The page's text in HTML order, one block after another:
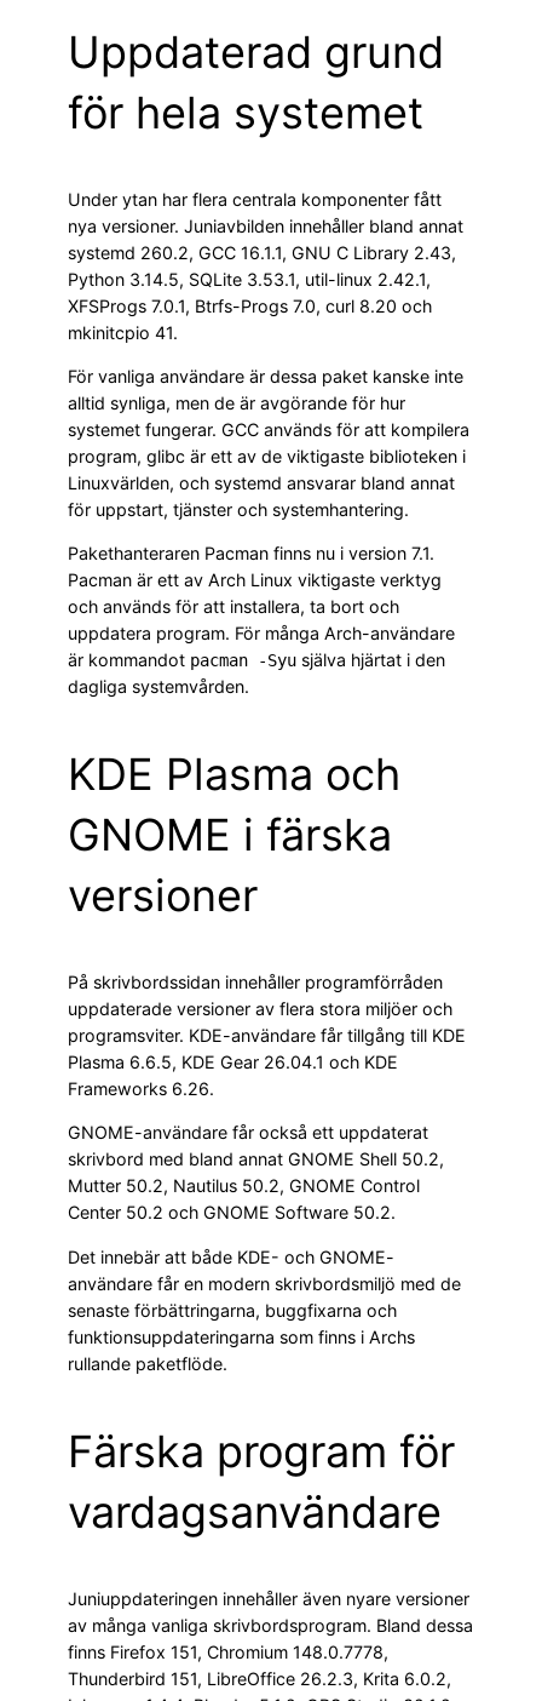
Uppdaterad grund
för hela systemet
Under ytan har flera centrala komponenter fått
nya versioner. Juniavbilden innehåller bland annat
systemd 260.2, GCC 16.1.1, GNU C Library 2.43,
Python 3.14.5, SQLite 3.53.1, util-linux 2.42.1,
XFSProgs 7.0.1, Btrfs-Progs 7.0, curl 8.20 och
mkinitcpio 41.
För vanliga användare är dessa paket kanske inte
alltid synliga, men de är avgörande för hur
systemet fungerar. GCC används för att kompilera
program, glibc är ett av de viktigaste biblioteken i
Linuxvärlden, och systemd ansvarar bland annat
för uppstart, tjänster och systemhantering.
Pakethanteraren Pacman finns nu i version 7.1.
Pacman är ett av Arch Linux viktigaste verktyg
och används för att installera, ta bort och
uppdatera program. För många Arch-användare
är kommandot pacman -Syu själva hjärtat i den
dagliga systemvården.
KDE Plasma och
GNOME i färska
versioner
På skrivbordssidan innehåller programförråden
uppdaterade versioner av flera stora miljöer och
programsviter. KDE-användare får tillgång till KDE
Plasma 6.6.5, KDE Gear 26.04.1 och KDE
Frameworks 6.26.
GNOME-användare får också ett uppdaterat
skrivbord med bland annat GNOME Shell 50.2,
Mutter 50.2, Nautilus 50.2, GNOME Control
Center 50.2 och GNOME Software 50.2.
Det innebär att både KDE- och GNOME-
användare får en modern skrivbordsmiljö med de
senaste förbättringarna, buggfixarna och
funktionsuppdateringarna som finns i Archs
rullande paketflöde.
Färska program för
vardagsanvändare
Juniuppdateringen innehåller även nyare versioner
av många vanliga skrivbordsprogram. Bland dessa
finns Firefox 151, Chromium 148.0.7778,
Thunderbird 151, LibreOffice 26.2.3, Krita 6.0.2,